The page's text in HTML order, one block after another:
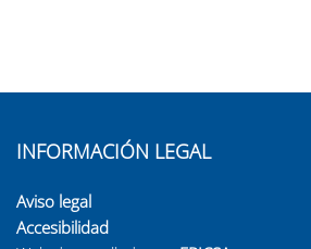
INFORMACIÓN LEGAL
Aviso legal
Accesibilidad